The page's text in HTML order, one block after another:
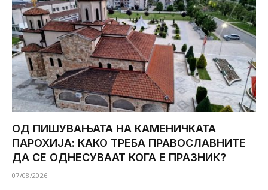
ОД ПИШУВАЊАТА НА КАМЕНИЧКАТА
ПАРОХИЈА: КАКО ТРЕБА ПРАВОСЛАВНИТЕ
ДА СЕ ОДНЕСУВААТ КОГА Е ПРАЗНИК?
07/08/2026